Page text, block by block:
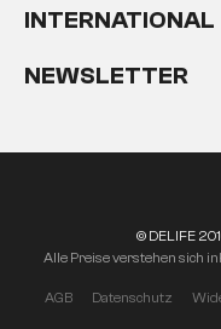
INTERNATIONAL
NEWSLETTER
AGB Datenschutz
© DELIFE
Alle Preise verstehen sich